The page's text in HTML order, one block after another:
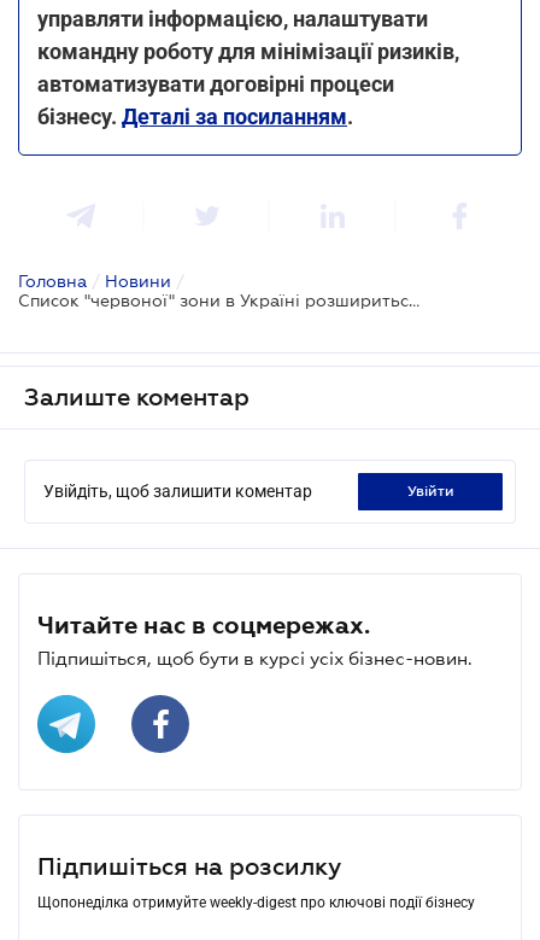
управляти інформацією, налаштувати
командну роботу для мінімізації ризиків,
автоматизувати договірні процеси
бізнесу. Деталі за посиланням.
Головна / Новини /
Список "червоної" зони в Україні розшириться з 12 листопада: яка область до неї увійде
Залиште коментар
Увійдіть, щоб залишити коментар увійти
Читайте нас в соцмережах.
Підпишіться, щоб бути в курсі усіх бізнес-новин.
Підпишіться на розсилку
Щопонеділка отримуйте weekly-digest про ключові події бізнесу